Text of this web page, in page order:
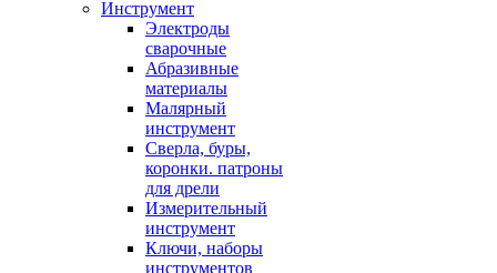
Инструмент
Электроды
сварочные
Абразивные
материалы
Малярный
инструмент
Сверла, буры,
коронки. патроны
для дрели
Измерительный
инструмент
Ключи, наборы
инструментов